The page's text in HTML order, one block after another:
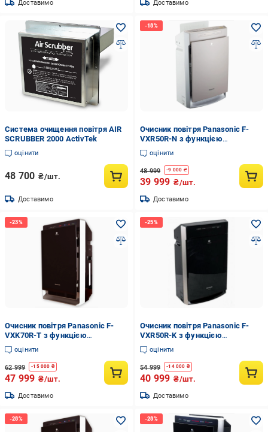
Доставимо Доставимо
Система очищення повітря AIR
SCRUBBER 2000 ActivTek
оцінити
48 700 ₴/шт.
Доставимо
Очисник повітря Panasonic F-
VXR50R-N з функцією
зволоження та іонізації на 40 м2
(F-VXR50R-N)
оцінити
48 999 -9 000 ₴
39 999 ₴/шт.
Доставимо
Очисник повітря Panasonic F-
VXK70R-T з функцією
зволоження та іонізації на 52 м2
(F-VXK70R-T)
оцінити
62 999 -15 000 ₴
47 999 ₴/шт.
Доставимо
Очисник повітря Panasonic F-
VXR50R-K з функцією
зволоження та іонізації на 40
м2/Зволожуючий фільтр
Panasonic F-ZXHE50Z (F-
VXR50R-K-E50)
оцінити
54 999 -14 000 ₴
40 999 ₴/шт.
Доставимо